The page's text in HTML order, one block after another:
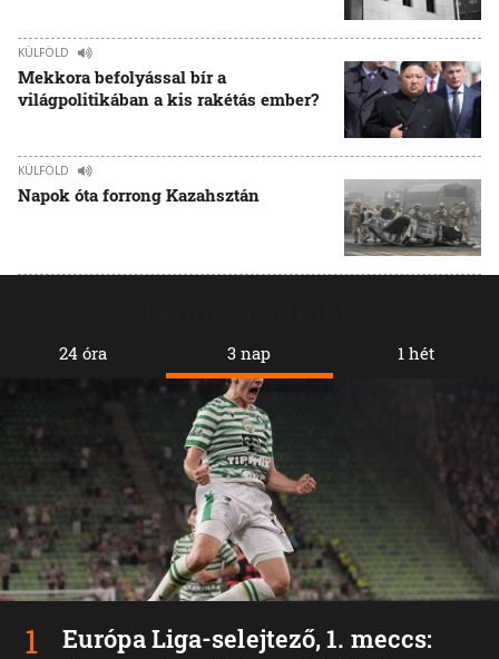
KÜLFÖLD
Mekkora befolyással bír a
világpolitikában a kis rakétás ember?
KÜLFÖLD
Napok óta forrong Kazahsztán
24 óra 3 nap
Európa Liga-selejtező, 1. meccs:
1 hét